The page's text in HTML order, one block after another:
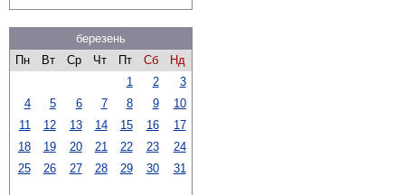
березень
Пн
Вт Ср Чт Пт Сб
Нд
1
2
3
4
5 6 7 8 9
10
11
12 13 14 15 16
17
18
19 20 21 22 23
24
25
26 27 28 29 30 31